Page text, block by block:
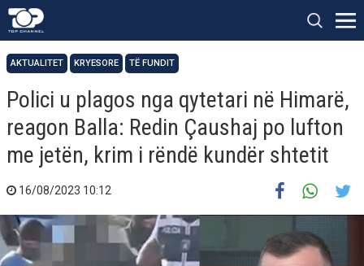
AKTUALITET KRYESORE TË FUNDIT
Polici u plagos nga qytetari në Himarë,
reagon Balla: Redin Çaushaj po lufton
me jetën, krim i rëndë kundër shtetit
16/08/2023 10:12